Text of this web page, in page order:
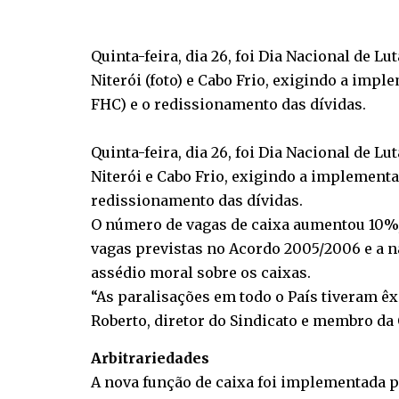
Quinta-feira, dia 26, foi Dia Nacional de
Niterói (foto) e Cabo Frio, exigindo a
FHC) e o redissionamento das dívidas.
Quinta-feira, dia 26, foi Dia Nacional de
Niterói e Cabo Frio, exigindo a
redissionamento das dívidas.
O número de vagas de caixa aumentou
vagas previstas no Acordo 2005/2006 e a
assédio moral sobre os caixas.
“As paralisações em todo o País tiveram
Roberto, diretor do Sindicato e membro da
Arbitrariedades
A nova função de caixa foi implementada